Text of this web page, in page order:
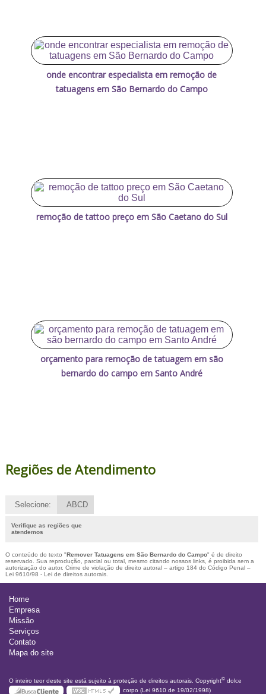
onde encontrar especialista em remoção de
tatuagens em São Bernardo do Campo
remoção de tattoo preço em São Caetano do Sul
orçamento para remoção de tatuagem em são
bernardo do campo em Santo André
Regiões de Atendimento
Selecione: ABCD
Verifique as regiões que
atendemos
O conteúdo do texto "Remover Tatuagens em São Bernardo do Campo" é de direito
reservado. Sua reprodução, parcial ou total, mesmo citando nossos links, é proibida sem a
autorização do autor. Crime de violação de direito autoral – artigo 184 do Código Penal –
Lei 9610/98 - Lei de direitos autorais.
Home
Empresa
Missão
Serviços
Contato
Mapa do site
O inteiro teor deste site está sujeito à proteção de direitos autorais. Copyright© dolce
corpo (Lei 9610 de 19/02/1998)